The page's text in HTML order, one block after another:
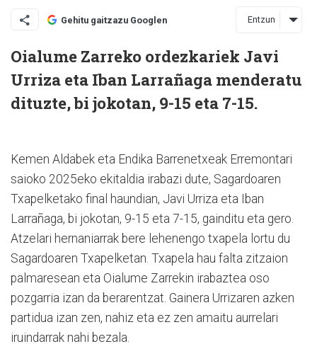
Gehitu gaitzazu Googlen Entzun
Oialume Zarreko ordezkariek Javi
Urriza eta Iban Larrañaga menderatu
dituzte, bi jokotan, 9-15 eta 7-15.
Kemen Aldabek eta Endika Barrenetxeak Erremontari
saioko 2025eko ekitaldia irabazi dute, Sagardoaren
Txapelketako final haundian, Javi Urriza eta Iban
Larrañaga, bi jokotan, 9-15 eta 7-15, gainditu eta gero.
Atzelari hernaniarrak bere lehenengo txapela lortu du
Sagardoaren Txapelketan. Txapela hau falta zitzaion
palmaresean eta Oialume Zarrekin irabaztea oso
pozgarria izan da berarentzat. Gainera Urrizaren azken
partidua izan zen, nahiz eta ez zen amaitu aurrelari
iruindarrak nahi bezala.